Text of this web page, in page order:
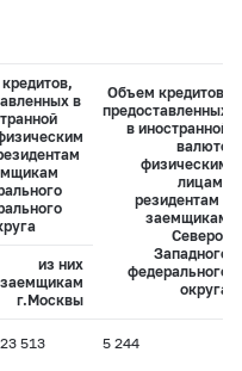
в
Объем кредитов,
предоставленных
в иностранной
валюте
физическим
лицам-
резидентам -
заемщикам
Северо-
Западного
федерального
округа
из них
заемщикам
г.Москвы
23 513 5 244